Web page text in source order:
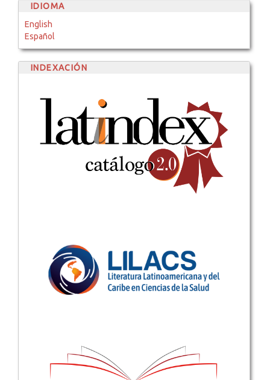
IDIOMA
English
Español
INDEXACIÓN